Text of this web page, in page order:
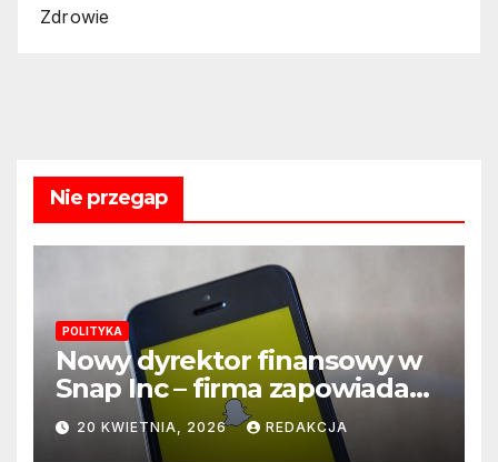
Zdrowie
Nie przegap
POLITYKA
Nowy dyrektor finansowy w
Snap Inc – firma zapowiada
zmianę na kluczowym
stanowisku
20 KWIETNIA, 2026 REDAKCJA